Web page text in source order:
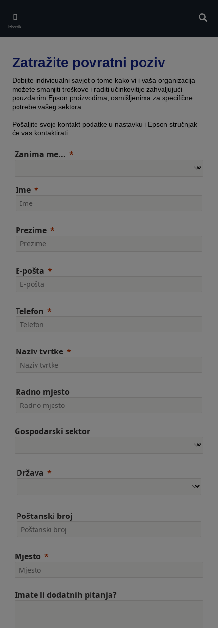
main
content
Izbornik
Zatražite povratni poziv
Dobijte individualni savjet o tome kako vi i vaša organizacija
možete smanjiti troškove i raditi učinkovitije zahvaljujući
pouzdanim Epson proizvodima, osmišljenima za specifične
potrebe vašeg sektora.
Pošaljite svoje kontakt podatke u nastavku i Epson stručnjak
će vas kontaktirati:
Zanima me...
Ime
Prezime
E-pošta
Telefon
Naziv tvrtke
Radno mjesto
Gospodarski sektor
Država
Poštanski broj
Mjesto
Imate li dodatnih pitanja?